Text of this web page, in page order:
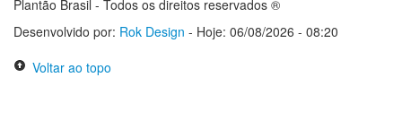
Plantão Brasil - Todos os direitos reservados ®
Desenvolvido por: Rok Design - Hoje: 06/08/2026 - 08:20
Voltar ao topo